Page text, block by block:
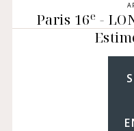
Paris 16e -